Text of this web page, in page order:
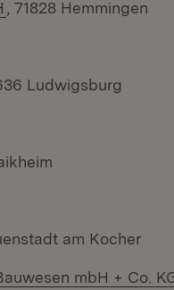
(Öffnet in neuem
, 71828 Hemmingen
in neuem Fenster)
Ludwigsburg
Fenster)
Fenster)
am Kocher
mbH + Co.